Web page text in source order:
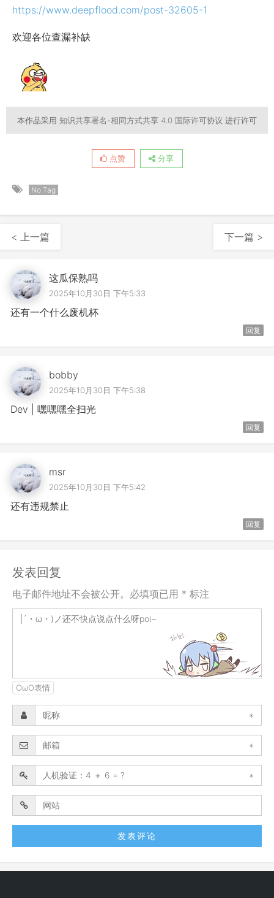
https://www.deepflood.com/post-32605-1
欢迎各位查漏补缺
本作品采用 知识共享署名-相同方式共享 4.0 国际许可协议 进行许可
点赞 分享
No Tag
< 上一篇 下一篇 >
这瓜保熟吗
2025年10月30日 下午5:33
还有一个什么废机杯
回复
bobby
2025年10月30日 下午5:38
Dev | 嘿嘿嘿全扫光
回复
msr
2025年10月30日 下午5:42
还有违规禁止
回复
发表回复
电子邮件地址不会被公开。必填项已用 * 标注
OωO表情
*
*
*